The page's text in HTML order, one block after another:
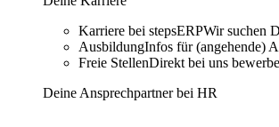
Karriere bei stepsERPWir suchen
AusbildungInfos für (angehende)
Freie StellenDirekt bei uns
Deine Ansprechpartner bei HR